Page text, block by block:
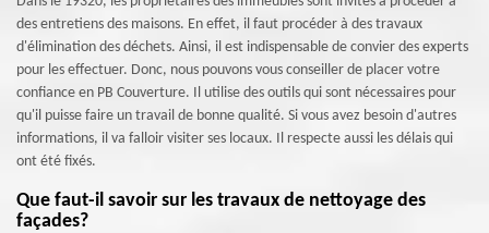
des entretiens des maisons. En effet, il faut procéder à des travaux
d'élimination des déchets. Ainsi, il est indispensable de convier des experts
pour les effectuer. Donc, nous pouvons vous conseiller de placer votre
confiance en PB Couverture. Il utilise des outils qui sont nécessaires pour
qu'il puisse faire un travail de bonne qualité. Si vous avez besoin d'autres
informations, il va falloir visiter ses locaux. Il respecte aussi les délais qui
ont été fixés.
Que faut-il savoir sur les travaux de nettoyage des
façades?